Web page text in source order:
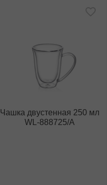
Чашка двустенная 250 мл
WL‑888725/A